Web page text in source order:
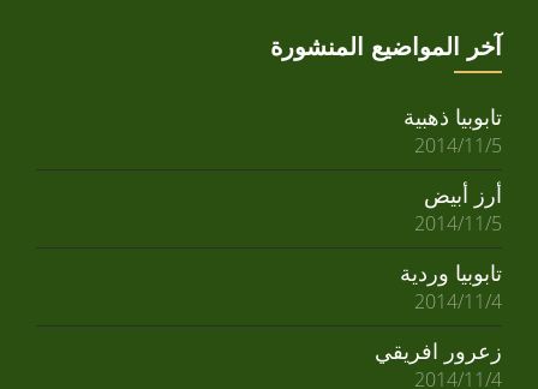
آخر المواضيع المنشورة
تابوبيا ذهبية
2014/11/5
أرز أبيض
2014/11/5
تابوبيا وردية
2014/11/4
زعرور افريقي
2014/11/4